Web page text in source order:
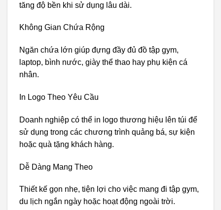
tăng độ bền khi sử dụng lâu dài.
Không Gian Chứa Rộng
Ngăn chứa lớn giúp đựng đầy đủ đồ tập gym,
laptop, bình nước, giày thể thao hay phụ kiện cá
nhân.
In Logo Theo Yêu Cầu
Doanh nghiệp có thể in logo thương hiệu lên túi để
sử dụng trong các chương trình quảng bá, sự kiện
hoặc quà tặng khách hàng.
Dễ Dàng Mang Theo
Thiết kế gọn nhẹ, tiện lợi cho việc mang đi tập gym,
du lịch ngắn ngày hoặc hoạt động ngoài trời.